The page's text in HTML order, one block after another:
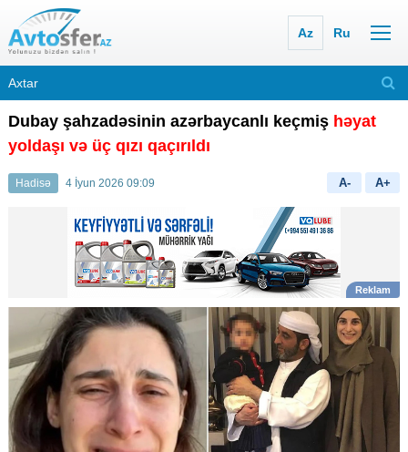
Az Ru
Dubay şahzadəsinin azərbaycanlı keçmiş həyat
yoldaşı və üç qızı qaçırıldı
Hadisə 4 İyun 2026 09:09 A- A+